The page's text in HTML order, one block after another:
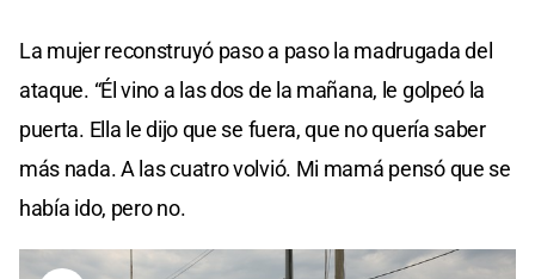
La mujer reconstruyó paso a paso la madrugada del
ataque. “Él vino a las dos de la mañana, le golpeó la
puerta. Ella le dijo que se fuera, que no quería saber
más nada. A las cuatro volvió. Mi mamá pensó que se
había ido, pero no.